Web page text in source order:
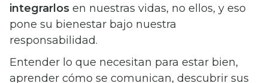
integrarlos en nuestras vidas, no ellos, y eso
pone su bienestar bajo nuestra
responsabilidad.
Entender lo que necesitan para estar bien,
aprender cómo se comunican, descubrir sus